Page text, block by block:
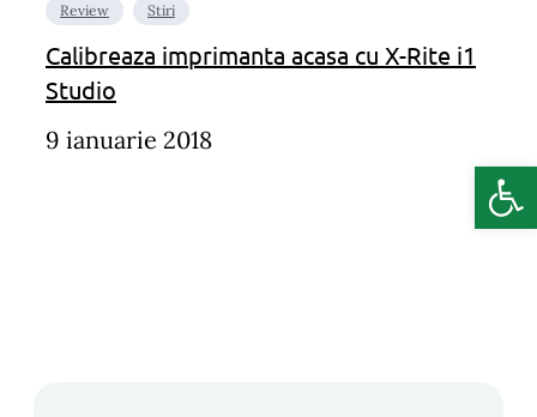
Review Stiri
Calibreaza imprimanta acasa cu X-Rite i1
Studio
9 ianuarie 2018